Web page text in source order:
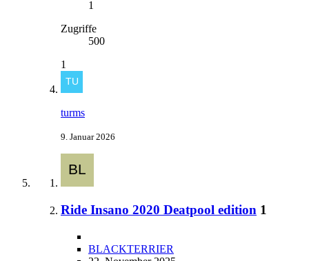
1
Zugriffe
500
1
turms
9. Januar 2026
Ride Insano 2020 Deatpool edition 1
BLACKTERRIER